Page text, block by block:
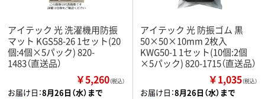
アイテック 光 洗濯機用防振
マット KGS58-26 1セット(20
個:4個×5パック) 820-
1483（直送品）
￥5,260（税込）
お届け日：8月26日（水）まで
アイテック 光 防振ゴム 黒
50×50×10mm 2枚入
KWG50-1 1セット(10個:2個
×5パック) 820-1715（直送品）
￥1,035（税込）
お届け日：8月26日（水）まで